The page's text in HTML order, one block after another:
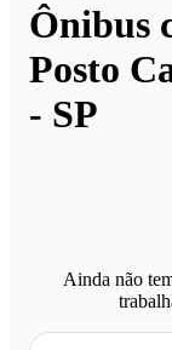
Ônibus
Posto
- SP
Ainda não